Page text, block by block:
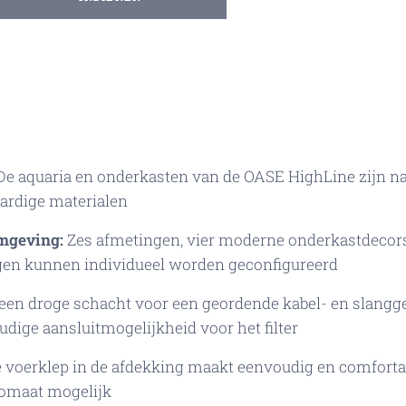
aquaria en onderkasten van de OASE HighLine zijn
materialen
Zes afmetingen, vier moderne
kunnen individueel worden geconfigureerd
droge schacht voor een geordende kabel- en
aansluitmogelijkheid voor het filter
voerklep in de afdekking maakt eenvoudig en
mogelijk